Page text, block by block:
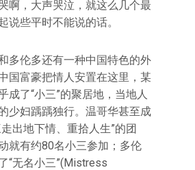
啊，大声哭泣，就这么几个最
说些平时不能说的话。
多伦多还有一种中国特色的外
国富豪把情人安置在这里，某
成了“小三”的聚居地，当地人
少妇踽踽独行。温哥华甚至成
出地下情、重拾人生”的团
就有约80名小三参加；多伦
“无名小三”(Mistress